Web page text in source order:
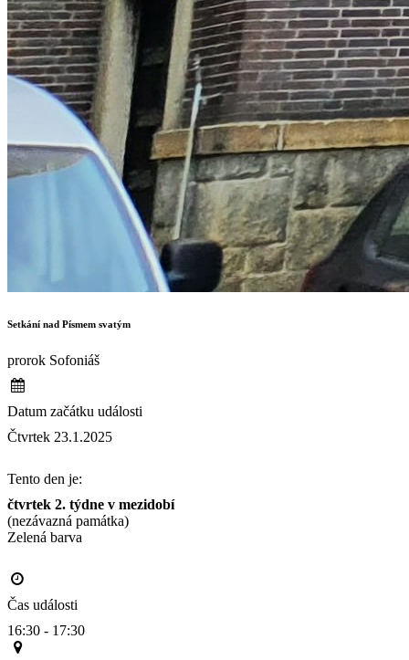
Setkání nad Písmem svatým
prorok Sofoniáš
Datum začátku události
Čtvrtek 23.1.2025
Tento den je:
čtvrtek 2. týdne v mezidobí
(nezávazná památka)
Zelená barva
Čas události
16:30 - 17:30